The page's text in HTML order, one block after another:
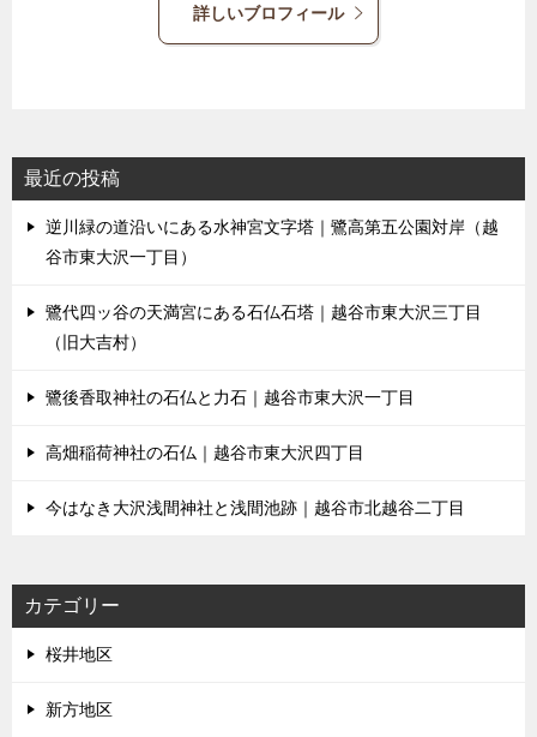
詳しいブロフィール
最近の投稿
逆川緑の道沿いにある水神宮文字塔｜鷺高第五公園対岸（越
谷市東大沢一丁目）
鷺代四ッ谷の天満宮にある石仏石塔｜越谷市東大沢三丁目
（旧大吉村）
鷺後香取神社の石仏と力石｜越谷市東大沢一丁目
高畑稲荷神社の石仏｜越谷市東大沢四丁目
今はなき大沢浅間神社と浅間池跡｜越谷市北越谷二丁目
カテゴリー
桜井地区
新方地区